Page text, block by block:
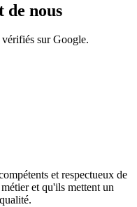
de nous
sur Google.
et respectueux de
et qu'ils mettent un